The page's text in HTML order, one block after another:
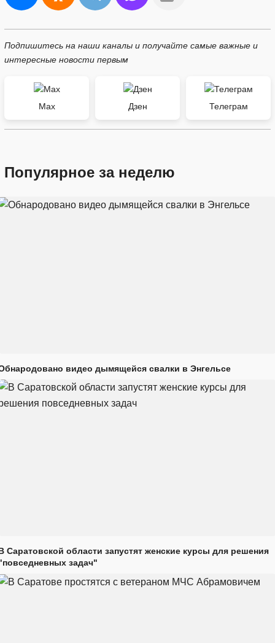
Подпишитесь на наши каналы и получайте самые важные и
интересные новости первым
Max Дзен Телеграм
Популярное за неделю
видео дымящейся свалки в Энгельсе
Саратовской области запустят женские курсы для решения
задач"